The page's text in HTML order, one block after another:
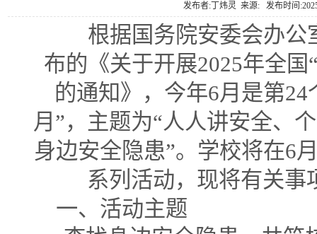
发布者:丁炜灵 来源: 发布时间
根据国务院安委会办公
布的《关于开展2025年全国
的通知》，今年6月是第24
月 ”，主题为“人人讲安全、
身边安全隐患”。学校将在6
系列活动，现将有关事
一、活动主题